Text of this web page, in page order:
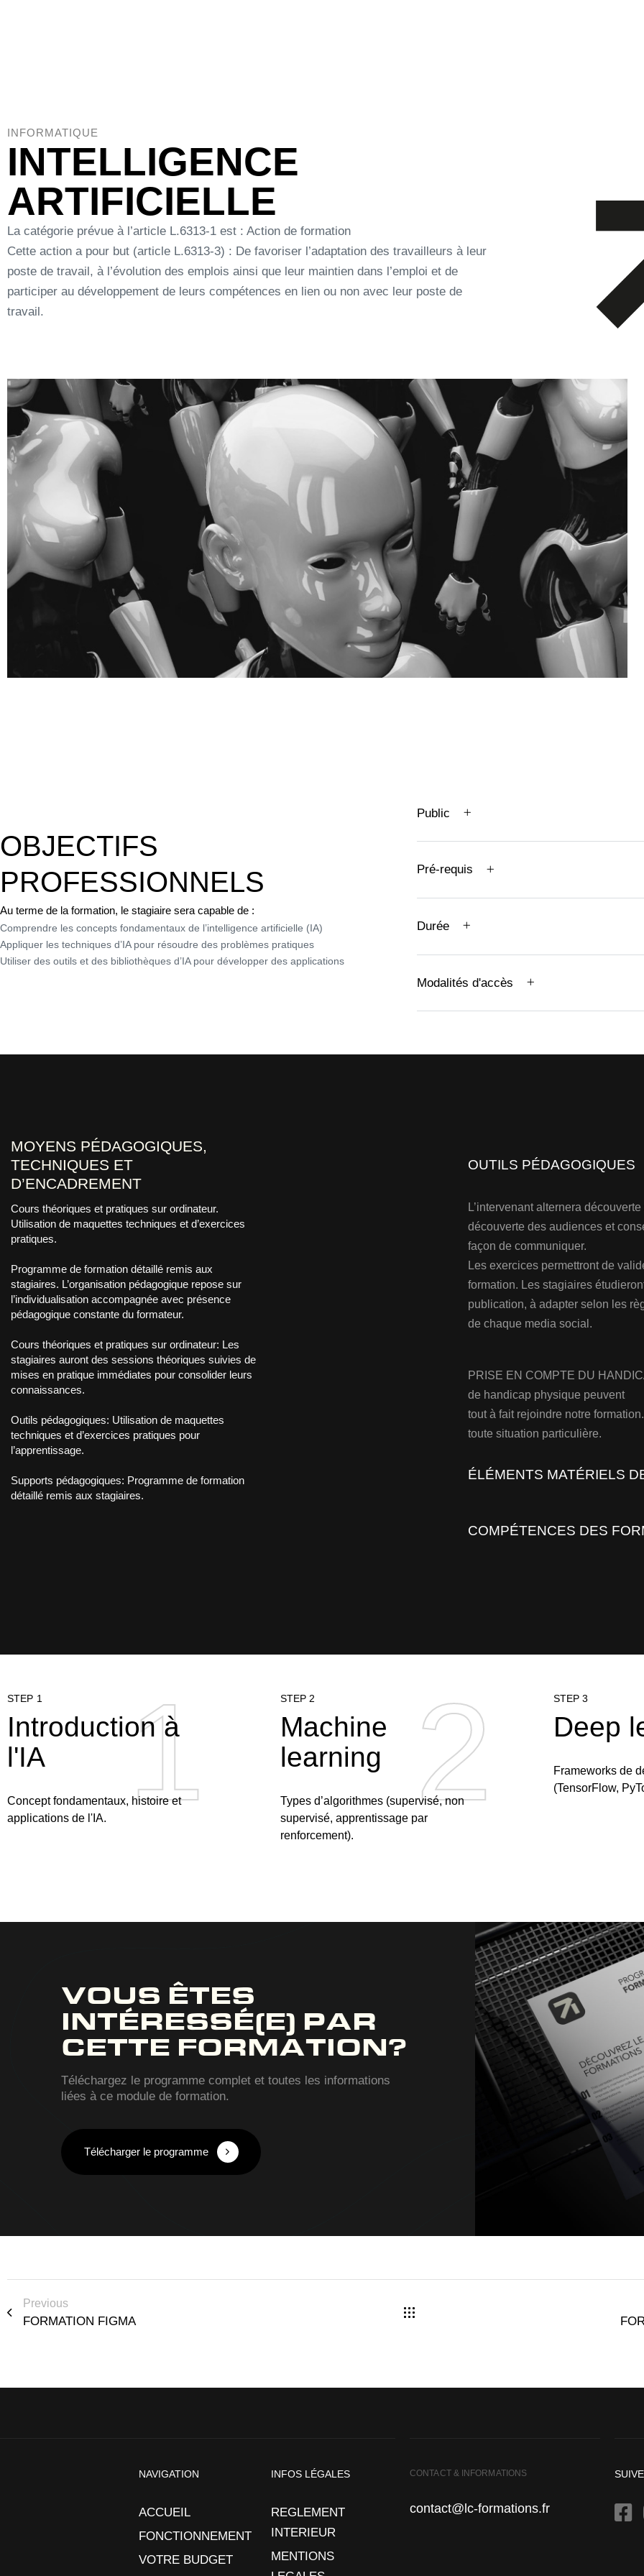
INFORMATIQUE
INTELLIGENCE
ARTIFICIELLE
La catégorie prévue à l’article L.6313-1 est : Action de formation
Cette action a pour but (article L.6313-3) : De favoriser l’adaptation des travailleurs à leur
poste de travail, à l’évolution des emplois ainsi que leur maintien dans l’emploi et de
participer au développement de leurs compétences en lien ou non avec leur poste de
travail.
OBJECTIFS
PROFESSIONNELS
Au terme de la formation, le stagiaire sera capable de :
Comprendre les concepts fondamentaux de l’intelligence artificielle (IA)
Appliquer les techniques d’IA pour résoudre des problèmes pratiques
Utiliser des outils et des bibliothèques d’IA pour développer des applications
Public
Pré-requis
Durée
Modalités d'accès
MOYENS PÉDAGOGIQUES,
TECHNIQUES ET
D’ENCADREMENT
Cours théoriques et pratiques sur ordinateur.
Utilisation de maquettes techniques et d’exercices
pratiques.
Programme de formation détaillé remis aux
stagiaires. L’organisation pédagogique repose sur
l’individualisation accompagnée avec présence
pédagogique constante du formateur.
Cours théoriques et pratiques sur ordinateur: Les
stagiaires auront des sessions théoriques suivies de
mises en pratique immédiates pour consolider leurs
connaissances.
Outils pédagogiques: Utilisation de maquettes
techniques et d’exercices pratiques pour
l’apprentissage.
Supports pédagogiques: Programme de formation
détaillé remis aux stagiaires.
OUTILS PÉDAGOGIQUES
L’intervenant alternera
découverte des audiences et
façon de communiquer.
Les exercices permettront de
formation. Les stagiaires
publication, à adapter selon les
de chaque media social.
PRISE EN COMPTE DU
de handicap physique peuvent
tout à fait rejoindre notre
toute situation particulière.
ÉLÉMENTS MATÉRIELS
COMPÉTENCES DES
1
1
STEP 1
Introduction à
l'IA
Concept fondamentaux, histoire et
applications de l'IA.
2
2
STEP 2
Machine
learning
Types d’algorithmes (supervisé, non
supervisé, apprentissage par
renforcement).
STEP 3
Deep
Frameworks de
(TensorFlow,
VOUS ÊTES
INTÉRESSÉ(E) PAR
CETTE FORMATION?
Téléchargez le programme complet et toutes les informations
liées à ce module de formation.
Télécharger le programme
Previous
FORMATION FIGMA
NAVIGATION
ACCUEIL
FONCTIONNEMENT
VOTRE BUDGET
INFOS LÉGALES
REGLEMENT
INTERIEUR
MENTIONS
CONTACT & INFORMATIONS
contact@lc-formations.fr